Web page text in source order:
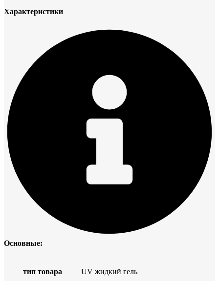
Характеристики
Основные:
тип товара UV жидкий гель